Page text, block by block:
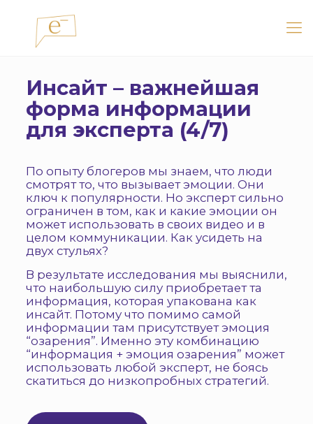
Инсайт – важнейшая
форма информации
для эксперта (4/7)
По опыту блогеров мы знаем, что люди
смотрят то, что вызывает эмоции. Они
ключ к популярности. Но эксперт сильно
ограничен в том, как и какие эмоции он
может использовать в своих видео и в
целом коммуникации. Как усидеть на
двух стульях?
В результате исследования мы выяснили,
что наибольшую силу приобретает та
информация, которая упакована как
инсайт. Потому что помимо самой
информации там присутствует эмоция
“озарения”. Именно эту комбинацию
“информация + эмоция озарения” может
использовать любой эксперт, не боясь
скатиться до низкопробных стратегий.